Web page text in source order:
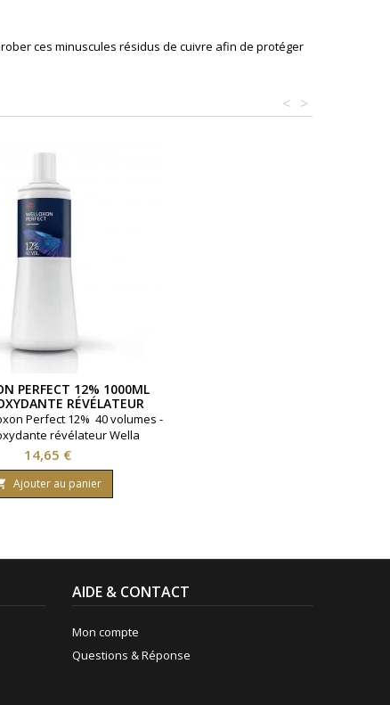
ces minuscules résidus de cuivre afin de protéger
>
<
PERFECT 12% 1000ML
RÉVÉLATEUR
WELLA
Perfect 12% 40 volumes -
révélateur Wella
Prix
14,65 €
Ajouter au panier
AIDE & CONTACT
Mon compte
Questions & Réponse